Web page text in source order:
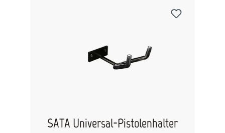
SATA Universal-Pistolenhalter